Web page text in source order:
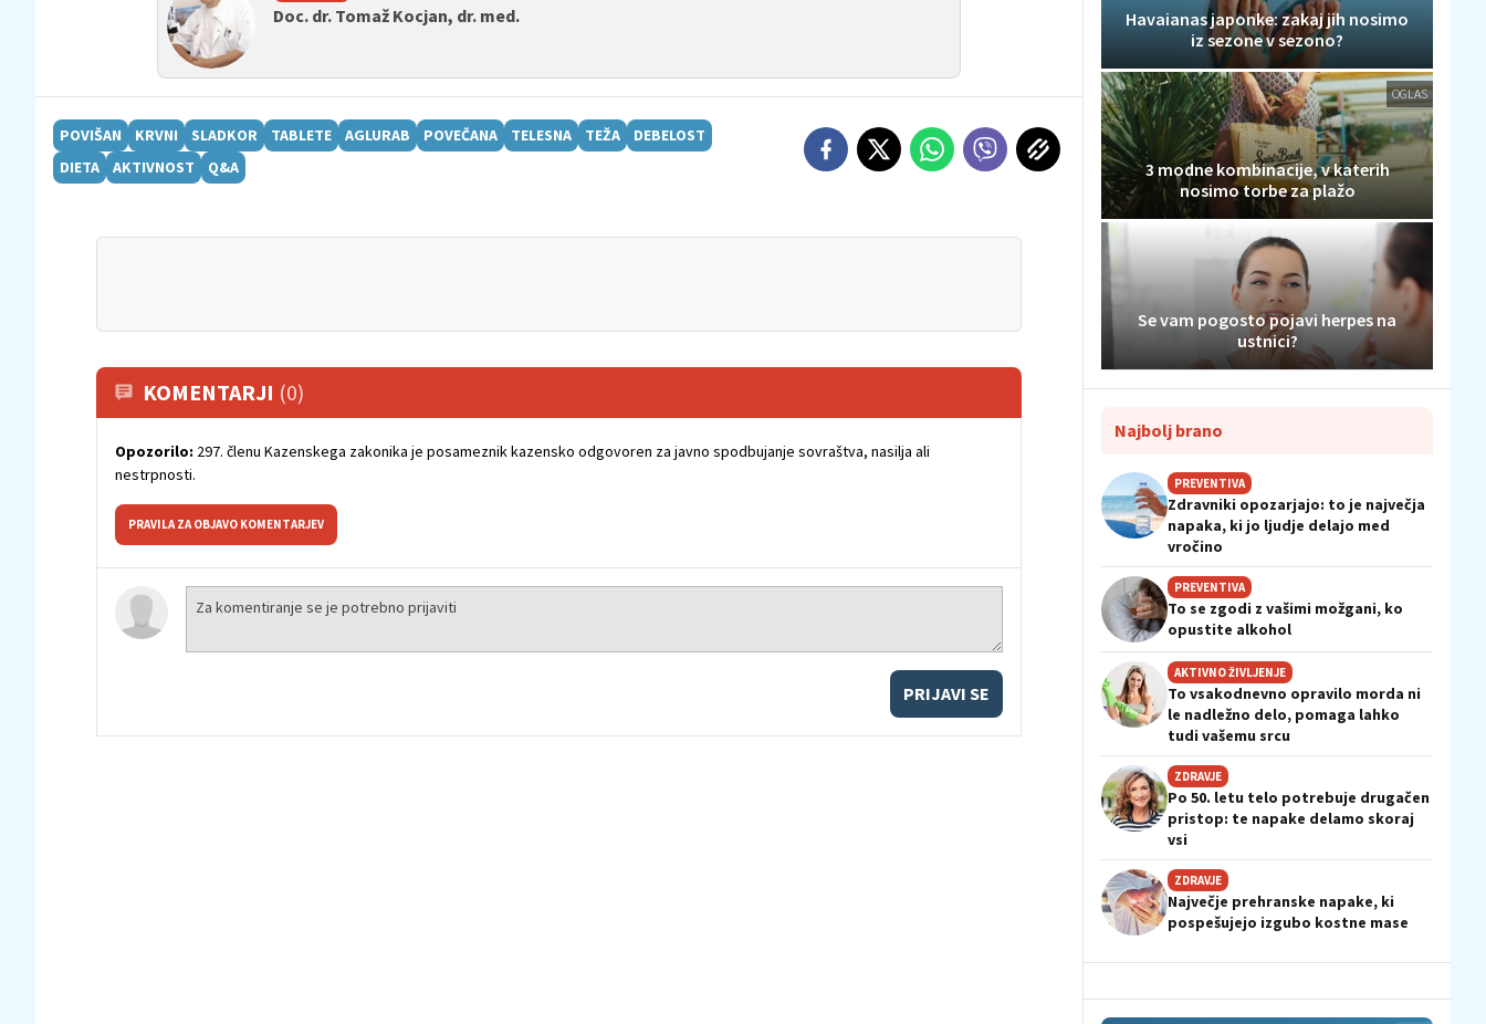
Doc. dr. Tomaž Kocjan, dr. med.
POVIŠAN KRVNI SLADKOR TABLETE AGLURAB POVEČANA TELESNA TEŽA
DEBELOST
DIETA
AKTIVNOST Q&A
KOMENTARJI (0)
Opozorilo: 297. členu Kazenskega zakonika je posameznik kazensko odgovoren za javno spodbujanje sovraštva, nasilja ali
nestrpnosti.
PRAVILA ZA OBJAVO KOMENTARJEV
PRIJAVI SE
Havaianas japonke: zakaj jih nosimo
iz sezone v sezono?
OGLAS
3 modne kombinacije, v katerih
nosimo torbe za plažo
Se vam pogosto pojavi herpes na
ustnici?
Najbolj brano
PREVENTIVA
Zdravniki opozarjajo: to je največja
napaka, ki jo ljudje delajo med
vročino
PREVENTIVA
To se zgodi z vašimi možgani, ko
opustite alkohol
AKTIVNO ŽIVLJENJE
To vsakodnevno opravilo morda ni
le nadležno delo, pomaga lahko
tudi vašemu srcu
ZDRAVJE
Po 50. letu telo potrebuje drugačen
pristop: te napake delamo skoraj
vsi
ZDRAVJE
Največje prehranske napake, ki
pospešujejo izgubo kostne mase